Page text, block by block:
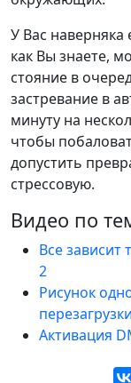
У Вас наверняка
как Вы знаете,
стояние в
застревание в
минуту на
чтобы
допустить
стрессовую.
Видео по
Все зависит
2
Рисунок
Активация